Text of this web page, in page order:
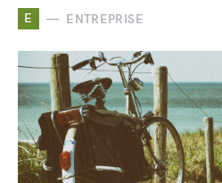
E ENTREPRISE